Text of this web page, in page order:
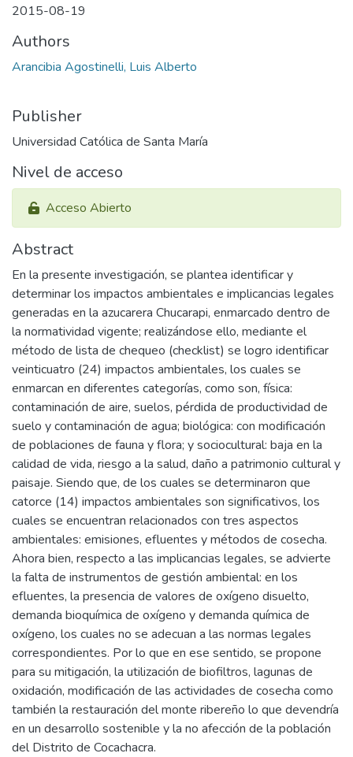
2015-08-19
Authors
Arancibia Agostinelli, Luis Alberto
Publisher
Universidad Católica de Santa María
Nivel de acceso
Acceso Abierto
Abstract
En la presente investigación, se plantea identificar y
determinar los impactos ambientales e implicancias legales
generadas en la azucarera Chucarapi, enmarcado dentro de
la normatividad vigente; realizándose ello, mediante el
método de lista de chequeo (checklist) se logro identificar
veinticuatro (24) impactos ambientales, los cuales se
enmarcan en diferentes categorías, como son, física:
contaminación de aire, suelos, pérdida de productividad de
suelo y contaminación de agua; biológica: con modificación
de poblaciones de fauna y flora; y sociocultural: baja en la
calidad de vida, riesgo a la salud, daño a patrimonio cultural y
paisaje. Siendo que, de los cuales se determinaron que
catorce (14) impactos ambientales son significativos, los
cuales se encuentran relacionados con tres aspectos
ambientales: emisiones, efluentes y métodos de cosecha.
Ahora bien, respecto a las implicancias legales, se advierte
la falta de instrumentos de gestión ambiental: en los
efluentes, la presencia de valores de oxígeno disuelto,
demanda bioquímica de oxígeno y demanda química de
oxígeno, los cuales no se adecuan a las normas legales
correspondientes. Por lo que en ese sentido, se propone
para su mitigación, la utilización de biofiltros, lagunas de
oxidación, modificación de las actividades de cosecha como
también la restauración del monte ribereño lo que devendría
en un desarrollo sostenible y la no afección de la población
del Distrito de Cocachacra.